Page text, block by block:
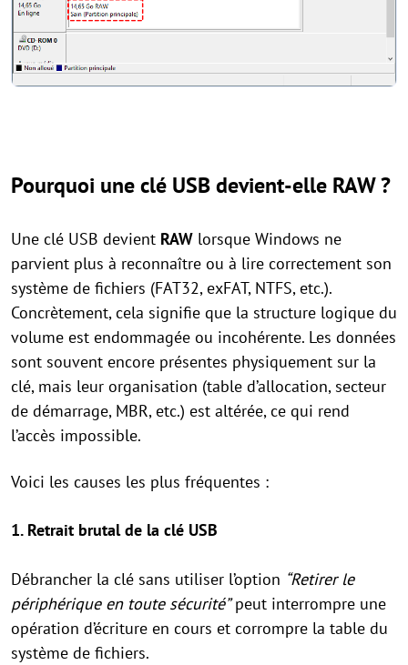
Pourquoi une clé USB devient-elle RAW ?
Une clé USB devient RAW lorsque Windows ne
parvient plus à reconnaître ou à lire correctement son
système de fichiers (FAT32, exFAT, NTFS, etc.).
Concrètement, cela signifie que la structure logique du
volume est endommagée ou incohérente. Les données
sont souvent encore présentes physiquement sur la
clé, mais leur organisation (table d’allocation, secteur
de démarrage, MBR, etc.) est altérée, ce qui rend
l’accès impossible.
Voici les causes les plus fréquentes :
1. Retrait brutal de la clé USB
Débrancher la clé sans utiliser l’option “Retirer le
périphérique en toute sécurité”peut interrompre une
opération d’écriture en cours et corrompre la table du
système de fichiers.